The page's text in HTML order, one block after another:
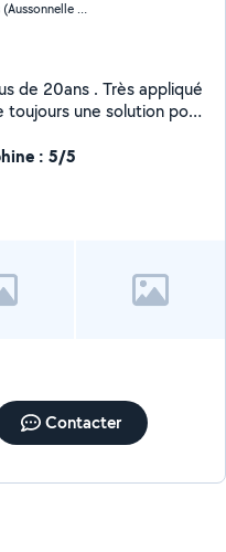
La Salvetat-Saint-Gilles (Aussonnelle Rive Droite)
de 20ans . Très appliqué
toujours une solution pour
: 5/5
Contacter